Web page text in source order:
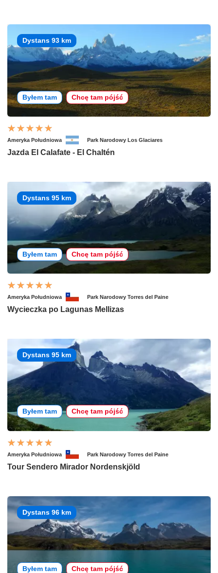
Dystans 93 km
Byłem tam Chcę tam pójść
Ameryka Południowa Park Narodowy Los Glaciares
Jazda El Calafate - El Chaltén
Dystans 95 km
Byłem tam Chcę tam pójść
Ameryka Południowa Park Narodowy Torres del Paine
Wycieczka po Lagunas Mellizas
Dystans 95 km
Byłem tam Chcę tam pójść
Ameryka Południowa Park Narodowy Torres del Paine
Tour Sendero Mirador Nordenskjöld
Dystans 96 km
Byłem tam Chcę tam pójść